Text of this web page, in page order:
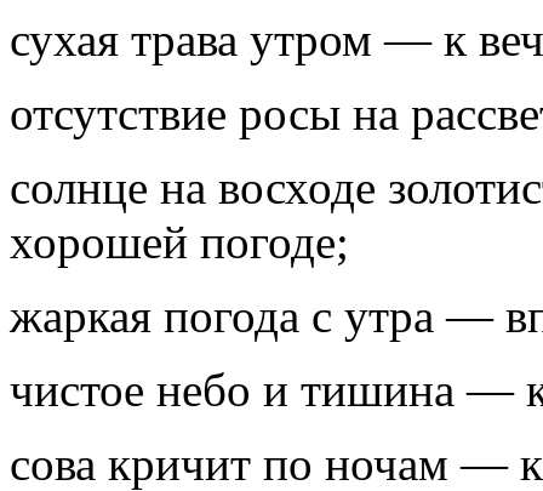
сухая трава утром — к
отсутствие росы на
солнце на восходе
хорошей погоде;
жаркая погода с утра —
чистое небо и тишина —
сова кричит по ночам —